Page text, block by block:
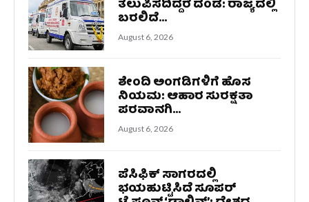
ತಲುಪಿಸದಿದ್ದರೆ ದಂಡ: ರಾಜ್ಯದಲ್ಲಿ
ಬರಲಿದೆ...
August 6, 2026
ಶೇಂದಿ ಅಂಗಡಿಗಳಿಗೆ ಹೊಸ
ನಿಯಮ: ಆಹಾರ ಸುರಕ್ಷತಾ
ಪರವಾನಗಿ...
August 6, 2026
ಪೆಸಿಫಿಕ್ ಸಾಗರದಲ್ಲಿ
ಭಯಹುಟ್ಟಿಸಿದೆ ಸೂಪರ್